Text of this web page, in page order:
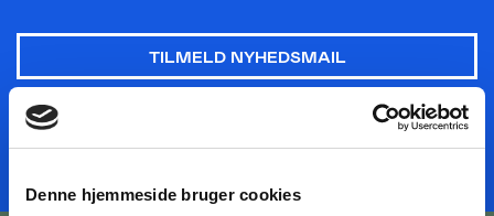
Denne hjemmeside bruger cookies
TILMELD NYHEDSMAIL